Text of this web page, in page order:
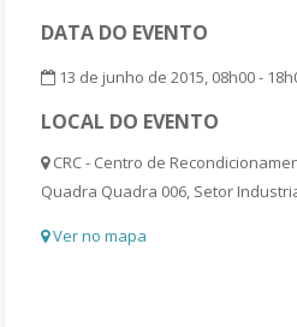
DATA DO EVENTO
13 de junho de 2015, 08h00 -
LOCAL DO EVENTO
CRC - Centro de
Quadra Quadra 006, Setor
Ver no mapa